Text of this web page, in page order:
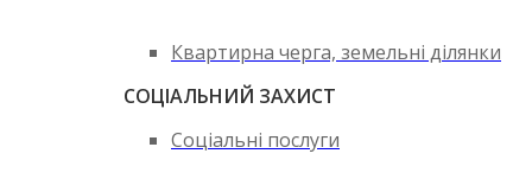
Квартирна черга, земельні ділянки
СОЦІАЛЬНИЙ ЗАХИСТ
Соціальні послуги